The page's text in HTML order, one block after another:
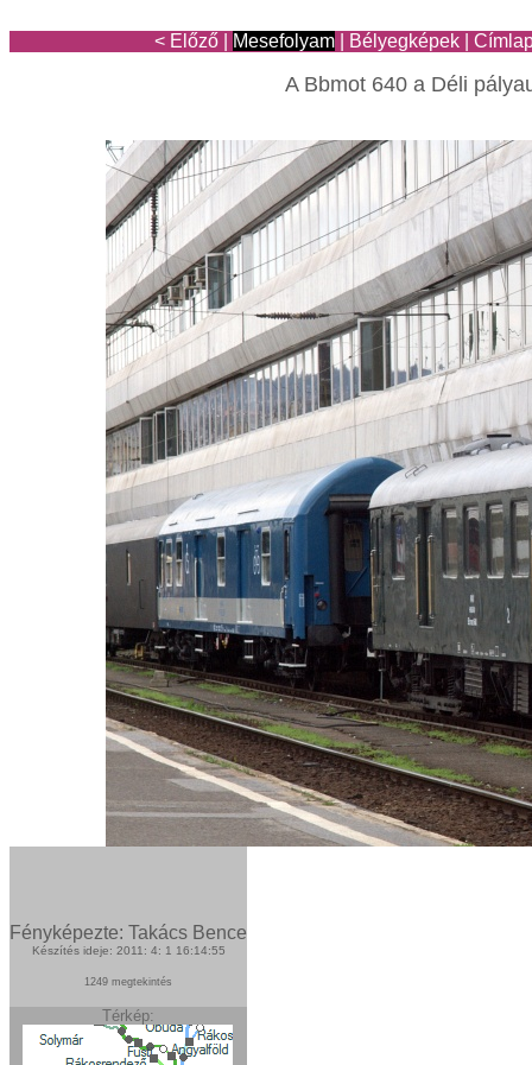
< Előző Mesefolyam Bélyegképek
A Bbmot 640 a Déli
Fényképezte: Takács Bence
Készítés ideje: 2011: 4: 1 16:14:55
1249 megtekintés
Térkép: